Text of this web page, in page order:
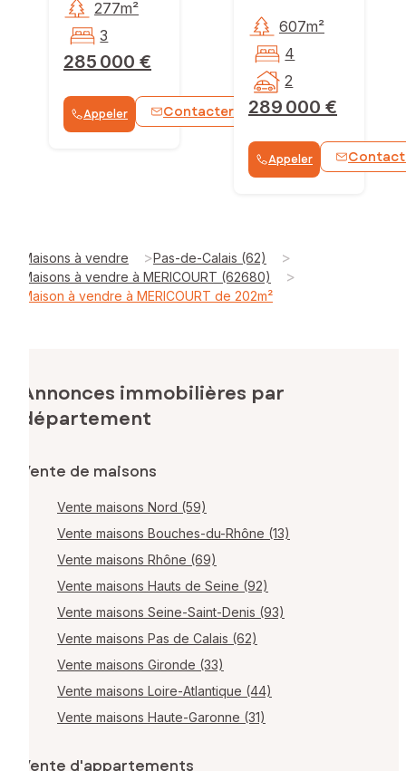
285 000 €
277m²
3
Appeler Contacter WhatsApp
289 000 €
607m²
4
2
Appeler
Maisons à vendre >Pas-de-Calais (62) >
Maisons à vendre à MERICOURT (62680) >
Maison à vendre à MERICOURT de 202m²
Annonces immobilières par
département
Vente de maisons
Vente maisons Nord (59)
Vente maisons Bouches-du-Rhône (13)
Vente maisons Rhône (69)
Vente maisons Hauts de Seine (92)
Vente maisons Seine-Saint-Denis (93)
Vente maisons Pas de Calais (62)
Vente maisons Gironde (33)
Vente maisons Loire-Atlantique (44)
Vente maisons Haute-Garonne (31)
Vente d'appartements